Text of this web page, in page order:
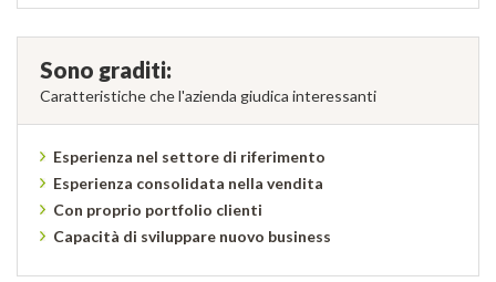
Sono graditi:
Caratteristiche che l'azienda giudica interessanti
Esperienza nel settore di riferimento
Esperienza consolidata nella vendita
Con proprio portfolio clienti
Capacità di sviluppare nuovo business